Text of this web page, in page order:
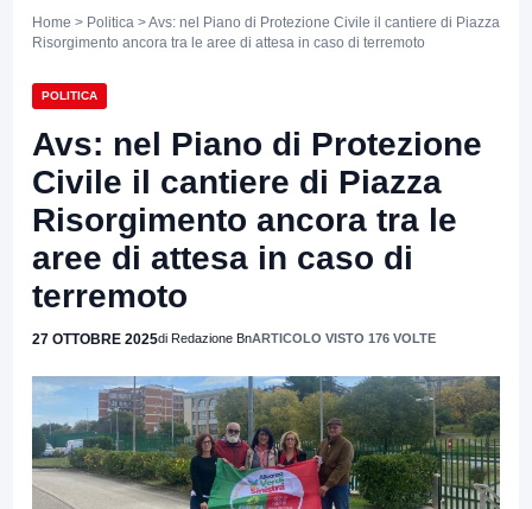
Home > Politica > Avs: nel Piano di Protezione Civile il cantiere di Piazza
Risorgimento ancora tra le aree di attesa in caso di terremoto
POLITICA
Avs: nel Piano di Protezione
Civile il cantiere di Piazza
Risorgimento ancora tra le
aree di attesa in caso di
terremoto
27 OTTOBRE 2025di Redazione BnARTICOLO VISTO 176 VOLTE